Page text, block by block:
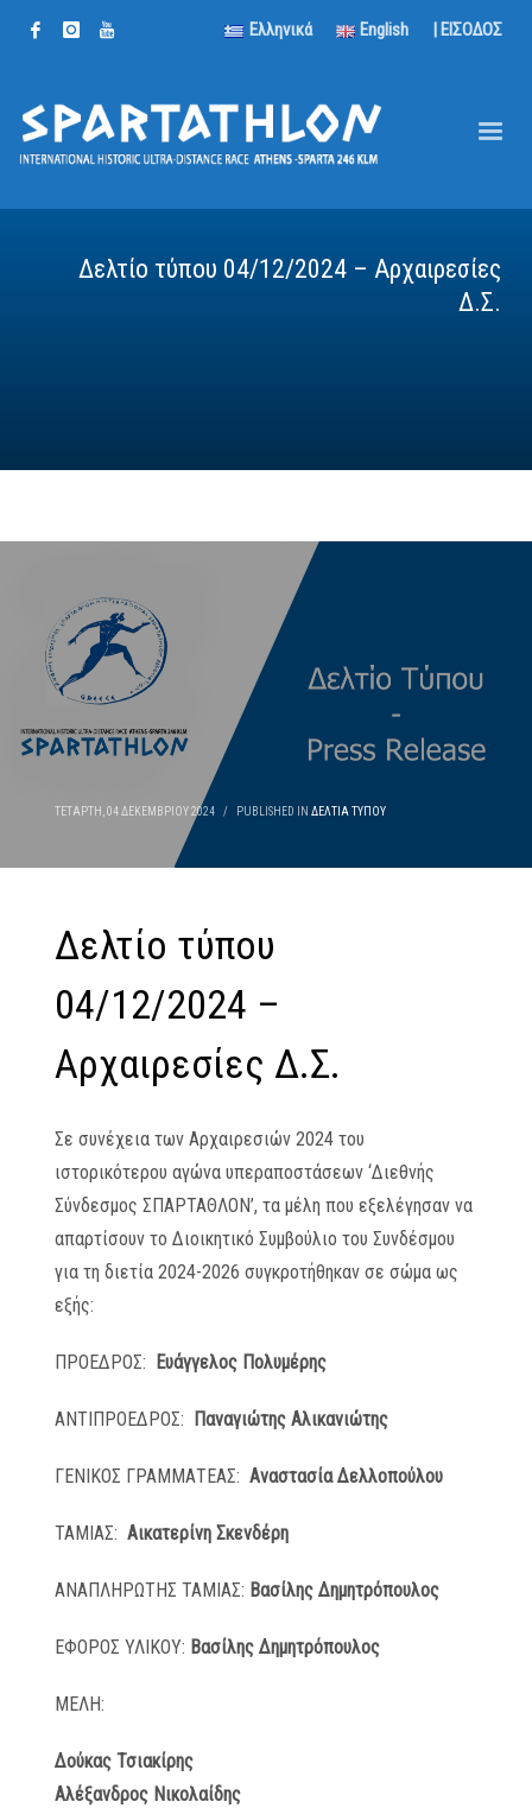
Ελληνικά English | ΕΙΣΟΔΟΣ
Δελτίο τύπου 04/12/2024 – Αρχαιρεσίες
Δ.Σ.
ΤΕΤΆΡΤΗ, 04 ΔΕΚΕΜΒΡΊΟΥ 2024 / PUBLISHED INΔΕΛΤΊΑ ΤΎΠΟΥ
Δελτίο τύπου
04/12/2024 –
Αρχαιρεσίες Δ.Σ.
Σε συνέχεια των Αρχαιρεσιών 2024 του
ιστορικότερου αγώνα υπεραποστάσεων ‘Διεθνής
Σύνδεσμος ΣΠΑΡΤΑΘΛΟΝ’, τα μέλη που εξελέγησαν να
απαρτίσουν το Διοικητικό Συμβούλιο του Συνδέσμου
για τη διετία 2024-2026 συγκροτήθηκαν σε σώμα ως
εξής:
ΠΡΟΕΔΡΟΣ: Ευάγγελος Πολυμέρης
ΑΝΤΙΠΡΟΕΔΡΟΣ: Παναγιώτης Αλικανιώτης
ΓΕΝΙΚΟΣ ΓΡΑΜΜΑΤΕΑΣ: Αναστασία Δελλοπούλου
ΤΑΜΙΑΣ: Αικατερίνη Σκενδέρη
ΑΝΑΠΛΗΡΩΤΗΣ ΤΑΜΙΑΣ: Βασίλης Δημητρόπουλος
ΕΦΟΡΟΣ ΥΛΙΚΟΥ: Βασίλης Δημητρόπουλος
ΜΕΛΗ:
Δούκας Τσιακίρης
Αλέξανδρος Νικολαίδης